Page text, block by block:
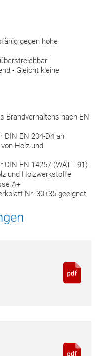
gegen hohe
- Gleicht kleine
Brandverhaltens nach EN
DIN EN 204-D4 an
Holz und
DIN EN 14257 (WATT 91)
und Holzwerkstoffe
A+
Nr. 30+35 geeignet